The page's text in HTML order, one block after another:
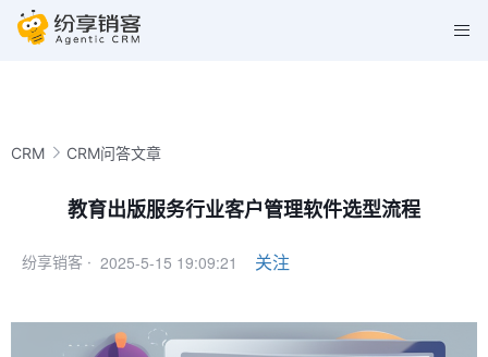
CRM CRM问答文章
教育出版服务行业客户管理软件选型流程
纷享销客 · 2025-5-15 19:09:21 关注